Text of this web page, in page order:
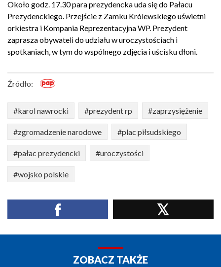
Około godz. 17.30 para prezydencka uda się do Pałacu
Prezydenckiego. Przejście z Zamku Królewskiego uświetni
orkiestra i Kompania Reprezentacyjna WP. Prezydent
zaprasza obywateli do udziału w uroczystościach i
spotkaniach, w tym do wspólnego zdjęcia i uścisku dłoni.
Źródło:
#karol nawrocki #prezydent rp #zaprzysiężenie
#zgromadzenie narodowe #plac piłsudskiego
#pałac prezydencki #uroczystości
#wojsko polskie
ZOBACZ TAKŻE